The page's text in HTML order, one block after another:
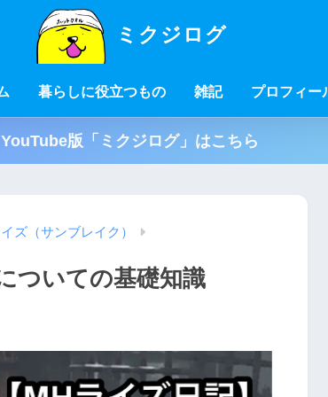
ミクジログ
暮らしに役立つもの 雑記 プロフィー
YouTube版「ミクジログ」はこちら
ズ（サンブレイク）
ついての基礎知識